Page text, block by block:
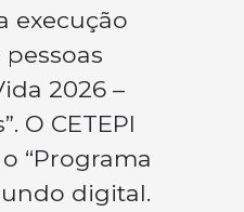
execução
2026 –
O CETEPI
“Programa
digital.